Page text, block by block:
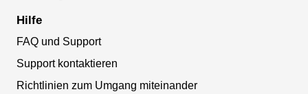
Hilfe
FAQ und Support
Support kontaktieren
Richtlinien zum Umgang miteinander